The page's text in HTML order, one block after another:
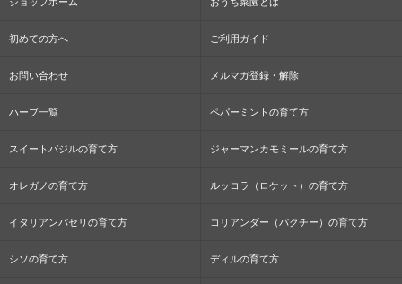
初めての方へ ご利用ガイド
お問い合わせ メルマガ登録・解除
ハーブ一覧 ペパーミントの育て方
スイートバジルの育て方 ジャーマンカモミールの育て方
オレガノの育て方 ルッコラ（ロケット）の育て方
イタリアンパセリの育て方 コリアンダー（パクチー）の育て方
シソの育て方 ディルの育て方